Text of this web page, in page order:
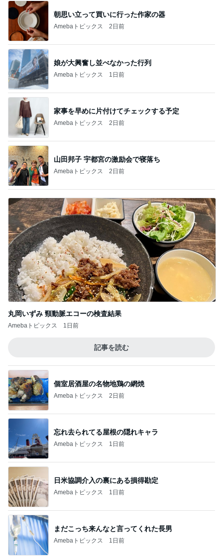
朝思い立って買いに行った作家の器
Amebaトピックス 2日前
娘が大興奮し並べなかった行列
Amebaトピックス 1日前
家事を早めに片付けてチェックする予定
Amebaトピックス 2日前
山田邦子 宇都宮の激励会で寝落ち
Amebaトピックス 2日前
丸岡いずみ 頸動脈エコーの検査結果
Amebaトピックス 1日前
記事を読む
個室居酒屋の名物地鶏の網焼
Amebaトピックス 2日前
忘れ去られてる屋根の隠れキャラ
Amebaトピックス 1日前
日米協調介入の裏にある損得勘定
Amebaトピックス 1日前
まだこっち来んなと言ってくれた長男
Amebaトピックス 1日前